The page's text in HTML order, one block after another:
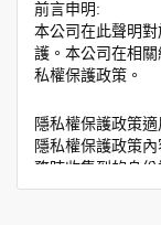
前言申明:
本公司在此聲明
護。本公司在相
私權保護政策。
隱私權保護政策
隱私權保護政策
務時收集到的身
作與本公司合作